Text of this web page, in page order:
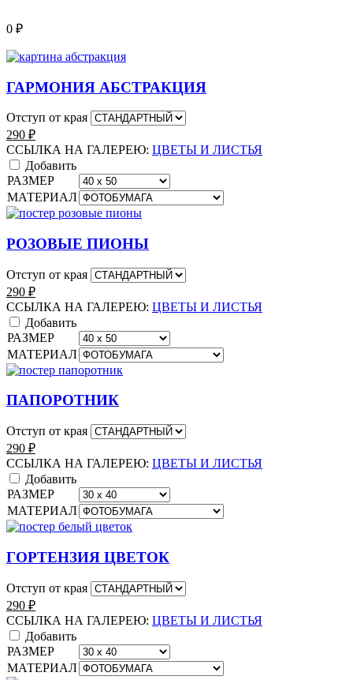
0 ₽
ГАРМОНИЯ АБСТРАКЦИЯ
Отступ от края
290 ₽
ССЫЛКА НА ГАЛЕРЕЮ: ЦВЕТЫ И ЛИСТЬЯ
Добавить
РАЗМЕР
МАТЕРИАЛ
РОЗОВЫЕ ПИОНЫ
Отступ от края
290 ₽
ССЫЛКА НА ГАЛЕРЕЮ: ЦВЕТЫ И ЛИСТЬЯ
Добавить
РАЗМЕР
МАТЕРИАЛ
ПАПОРОТНИК
Отступ от края
290 ₽
ССЫЛКА НА ГАЛЕРЕЮ: ЦВЕТЫ И ЛИСТЬЯ
Добавить
РАЗМЕР
МАТЕРИАЛ
ГОРТЕНЗИЯ ЦВЕТОК
Отступ от края
290 ₽
ССЫЛКА НА ГАЛЕРЕЮ: ЦВЕТЫ И ЛИСТЬЯ
Добавить
РАЗМЕР
МАТЕРИАЛ